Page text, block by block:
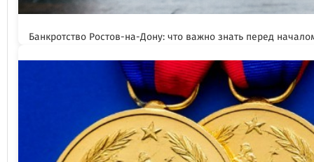
Банкротство Ростов-на-Дону: что важно знать перед